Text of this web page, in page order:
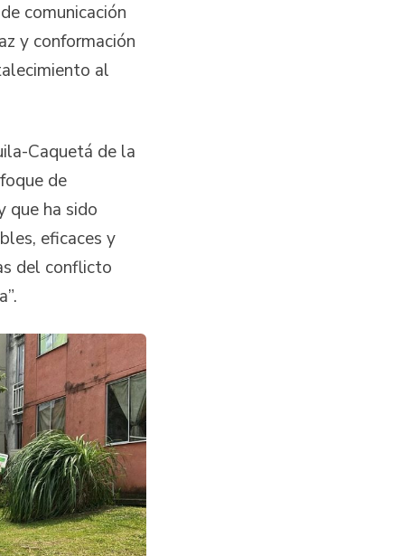
comunicación
y conformación
al
Caquetá de la
de
que ha sido
eficaces y
del conflicto